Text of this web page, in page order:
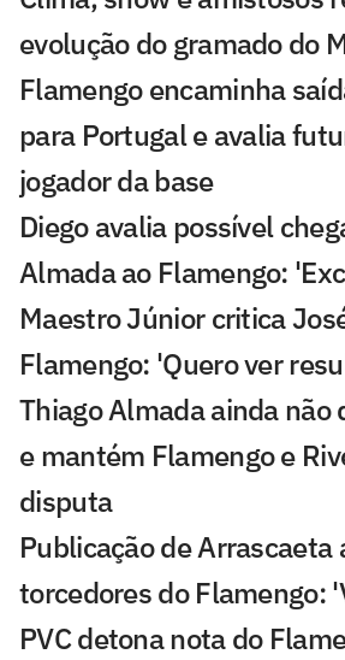
evolução do gramado do
Flamengo encaminha
para Portugal e avalia
jogador da base
Diego avalia possível
Almada ao Flamengo:
Maestro Júnior critica
Flamengo: 'Quero ver
Thiago Almada ainda não
e mantém Flamengo e
disputa
Publicação de Arrascaeta
torcedores do Flamengo:
PVC detona nota do